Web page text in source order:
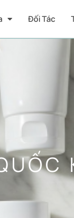
Đối Tác